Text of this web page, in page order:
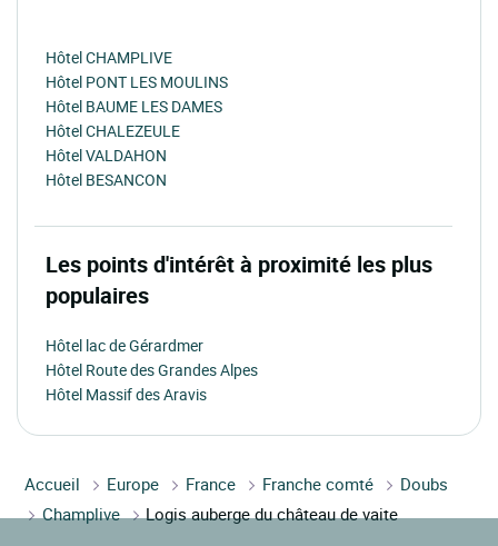
Hôtel CHAMPLIVE
Hôtel PONT LES MOULINS
Hôtel BAUME LES DAMES
Hôtel CHALEZEULE
Hôtel VALDAHON
Hôtel BESANCON
Les points d'intérêt à proximité les plus
populaires
Hôtel lac de Gérardmer
Hôtel Route des Grandes Alpes
Hôtel Massif des Aravis
Accueil Europe France Franche comté
Doubs
Champlive
Logis auberge du château de vaite